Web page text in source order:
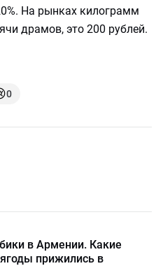
На рынках килограмм
драмов, это 200 рублей.
0
в Армении. Какие
прижились в